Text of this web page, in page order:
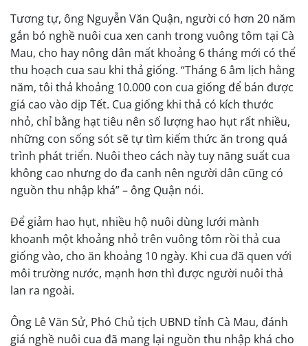
Tương tự, ông Nguyễn Văn Quận, người có hơn 20 năm
gắn bó nghề nuôi cua xen canh trong vuông tôm tại Cà
Mau, cho hay nông dân mất khoảng 6 tháng mới có thể
thu hoạch cua sau khi thả giống. “Tháng 6 âm lịch hằng
năm, tôi thả khoảng 10.000 con cua giống để bán được
giá cao vào dịp Tết. Cua giống khi thả có kích thước
nhỏ, chỉ bằng hạt tiêu nên số lượng hao hụt rất nhiều,
những con sống sót sẽ tự tìm kiếm thức ăn trong quá
trình phát triển. Nuôi theo cách này tuy năng suất cua
không cao nhưng do đa canh nên người dân cũng có
nguồn thu nhập khá” – ông Quận nói.
Để giảm hao hụt, nhiều hộ nuôi dùng lưới mành
khoanh một khoảng nhỏ trên vuông tôm rồi thả cua
giống vào, cho ăn khoảng 10 ngày. Khi cua đã quen với
môi trường nước, mạnh hơn thì được người nuôi thả
lan ra ngoài.
Ông Lê Văn Sử, Phó Chủ tịch UBND tỉnh Cà Mau, đánh
giá nghề nuôi cua đã mang lại nguồn thu nhập khá cho